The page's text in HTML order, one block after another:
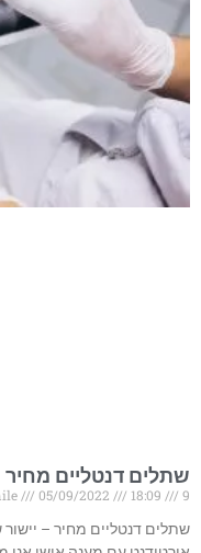
שתלים דנטליים מחיר
05/09/2022 18:09
9 תגובות
שתלים דנטליים מחיר – יישור